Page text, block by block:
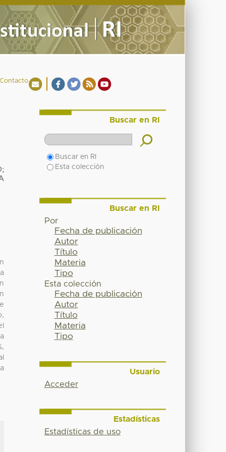
Contacto
;
Buscar en RI
Buscar en RI
Esta colección
Buscar en RI
Por
Fecha de publicación
Autor
Título
Materia
Tipo
Esta colección
Fecha de publicación
Autor
Título
Materia
Tipo
Usuario
Acceder
Estadísticas
Estadísticas de uso